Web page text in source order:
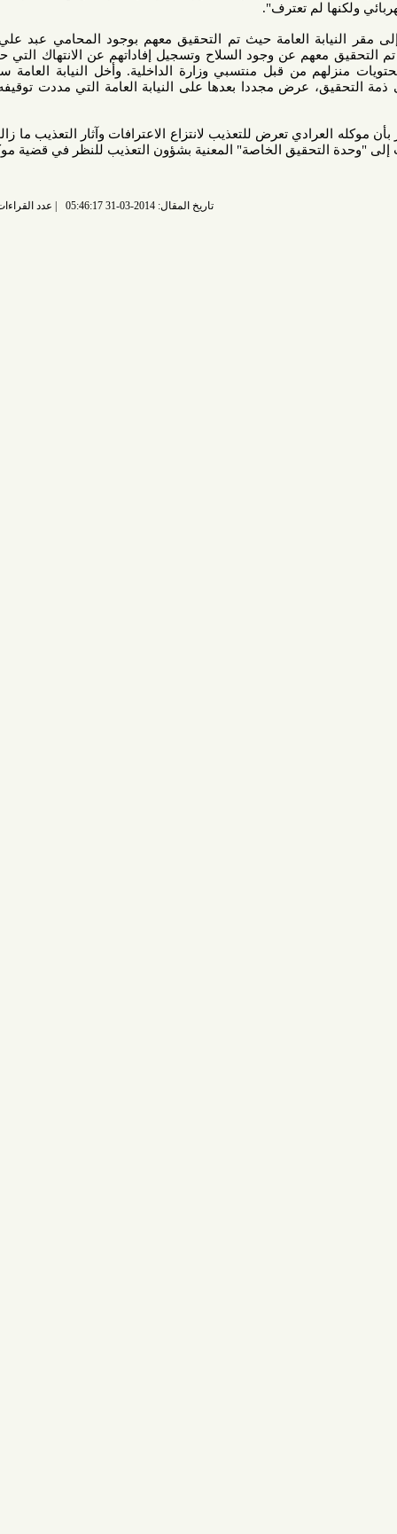
لم تعترف".
العامة حيث تم التحقيق معهم بوجود المحامي عبد علي العصفور
معهم عن وجود السلاح وتسجيل إفاداتهم عن الانتهاك التي حصلت لهم
من قبل منتسبي وزارة الداخلية. وأخل النيابة العامة سبيلهم عدا
العرادي الذي أوقف أسبوعا على ذمة التحقيق، عرض مجددا بعدها على النيابة العامة التي مددت توقيفه لمدة 15
تعرض للتعذيب لانتزاع الاعترافات وآثار التعذيب ما زالت واضحة
الخاصة" المعنية بشؤون التعذيب للنظر في قضية موكله.
عدد القراءات: 6783 قراءة |